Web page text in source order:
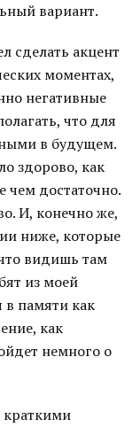
вариант.
сделать акцент
моментах,
негативные
что для
в будущем.
здорово, как
чем достаточно.
И, конечно же,
ниже, которые
видишь там
из моей
в памяти как
как
немного о
краткими